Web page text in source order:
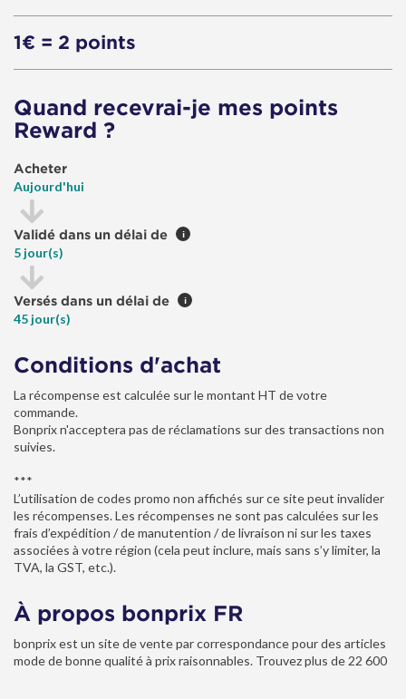
1€ = 2 points
Quand recevrai-je mes points
Reward ?
Acheter
Aujourd'hui
Validé dans un délai de i
5 jour(s)
Versés dans un délai de i
45 jour(s)
Conditions d'achat
La récompense est calculée sur le montant HT de votre
commande.
Bonprix n'acceptera pas de réclamations sur des transactions non
suivies.
***
L’utilisation de codes promo non affichés sur ce site peut invalider
les récompenses. Les récompenses ne sont pas calculées sur les
frais d’expédition / de manutention / de livraison ni sur les taxes
associées à votre région (cela peut inclure, mais sans s’y limiter, la
TVA, la GST, etc.).
À propos bonprix FR
bonprix est un site de vente par correspondance pour des articles
mode de bonne qualité à prix raisonnables. Trouvez plus de 22 600